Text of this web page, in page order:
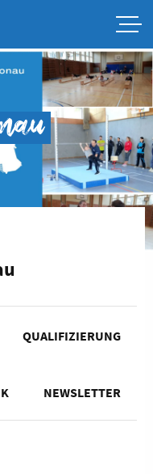
QUALIFIZIERUNG
NEWSLETTER